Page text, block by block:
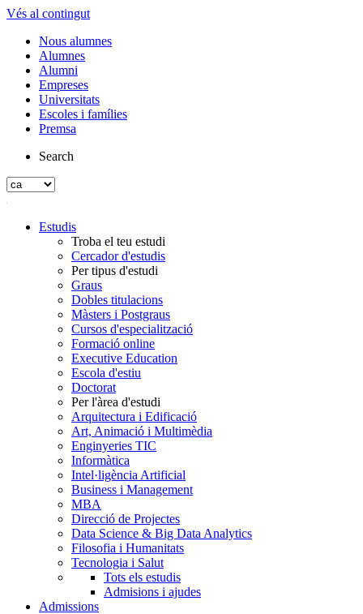
Vés al contingut
Nous alumnes
Alumnes
Alumni
Empreses
Universitats
Escoles i famílies
Premsa
Search
Estudis
Troba el teu estudi
Cercador d'estudis
Per tipus d'estudi
Graus
Dobles titulacions
Màsters i Postgraus
Cursos d'especialització
Formació online
Executive Education
Escola d'estiu
Doctorat
Per l'àrea d'estudi
Arquitectura i Edificació
Art, Animació i Multimèdia
Enginyeries TIC
Informàtica
Intel·ligència Artificial
Business i Management
MBA
Direcció de Projectes
Data Science & Big Data Analytics
Filosofia i Humanitats
Tecnologia i Salut
Tots els estudis
Admisions i ajudes
Admissions